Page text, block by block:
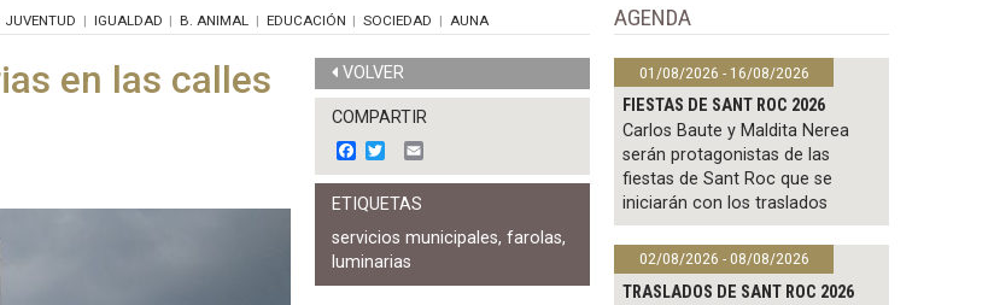
JUVENTUD IGUALDAD B. ANIMAL EDUCACIÓN SOCIEDAD AUNA
en las calles
VOLVER
COMPARTIR
F
a
c
e
b
o
o
k
w
i
t
e
r
m
a
ETIQUETAS
servicios municipales,farolas,
luminarias
AGENDA
01/08/2026 - 16/08/2026
FIESTAS DE SANT ROC 2026
Carlos Baute y Maldita Nerea
serán protagonistas de las
fiestas de Sant Roc que se
iniciarán con los traslados
02/08/2026 - 08/08/2026
TRASLADOS DE SANT ROC 2026